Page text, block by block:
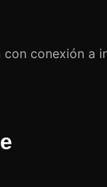
con conexión